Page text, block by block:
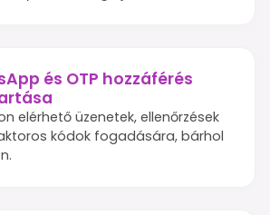
és OTP hozzáférés
elérhető üzenetek, ellenőrzések
kódok fogadására, bárhol